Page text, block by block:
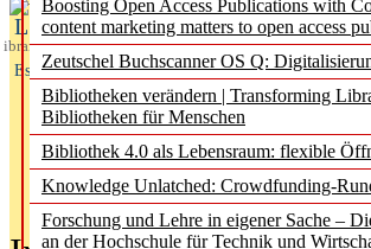
Boosting Open Access Publications with
content marketing matters to open access
Zeutschel Buchscanner OS Q:
Bibliotheken verändern | Transforming
Bibliotheken für Menschen
Bibliothek 4.0 als Lebensraum: flexible
Knowledge Unlatched: Crowdfunding-
Forschung und Lehre in eigener Sache –
an der Hochschule für Technik und
L
ibrary
Essentials